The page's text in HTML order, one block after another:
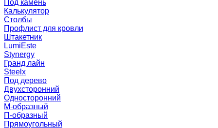
Под камень
Калькулятор
Столбы
Профлист для кровли
Штакетник
LumiEste
Stynergy
Гранд лайн
Steelx
Под дерево
Двухсторонний
Односторонний
М-образный
П-образный
Прямоугольный